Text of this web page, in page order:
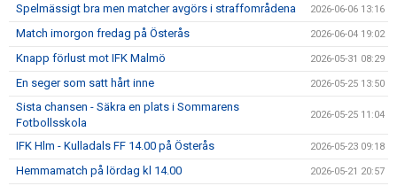
Spelmässigt bra men matcher avgörs i straffområdena 2026-06-06 13:16
Match imorgon fredag på Österås 2026-06-04 19:02
Knapp förlust mot IFK Malmö 2026-05-31 08:29
En seger som satt hårt inne 2026-05-25 13:50
Sista chansen - Säkra en plats i Sommarens
Fotbollsskola
2026-05-25 11:04
IFK Hlm - Kulladals FF 14.00 på Österås 2026-05-23 09:18
Hemmamatch på lördag kl 14.00 2026-05-21 20:57